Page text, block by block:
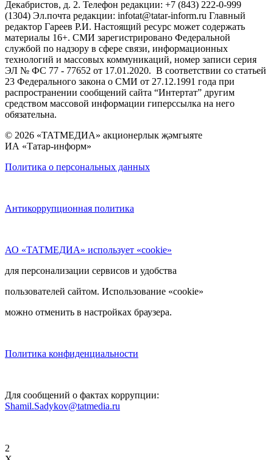
Декабристов, д. 2. Телефон редакции: +7 (843) 222-0-999
(1304) Эл.почта редакции: infotat@tatar-inform.ru Главный
редактор Гареев Р.И. Настоящий ресурс может содержать
материалы 16+. СМИ зарегистрировано Федеральной
службой по надзору в сфере связи, информационных
технологий и массовых коммуникаций, номер записи серия
ЭЛ № ФС 77 - 77652 от 17.01.2020. В соответствии со статьей
23 Федерального закона о СМИ от 27.12.1991 года при
распространении сообщений сайта “Интертат” другим
средством массовой информации гиперссылка на него
обязательна.
© 2026 «ТАТМЕДИА» акционерлык җәмгыяте
ИА «Татар-информ»
Политика о персональных данных
Антикоррупционная политика
АО «ТАТМЕДИА» использует «cookie»
для персонализации сервисов и удобства
пользователей сайтом. Использование «cookie»
можно отменить в настройках браузера.
Политика конфиденциальности
Для сообщений о фактах коррупции:
Shamil.Sadykov@tatmedia.ru
2